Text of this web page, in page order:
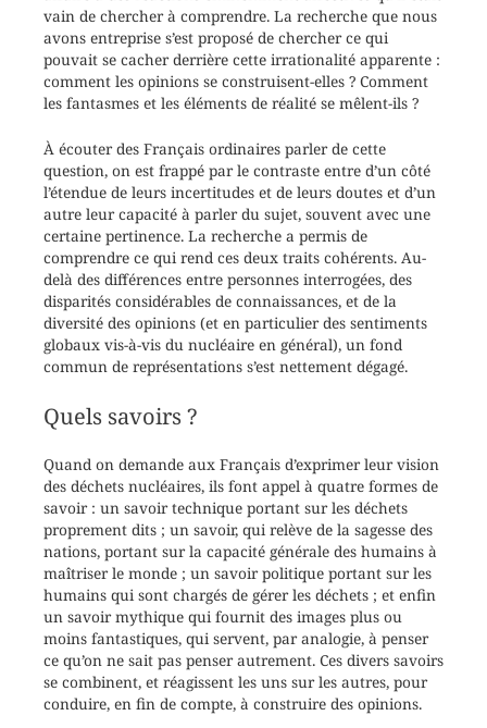
vain de chercher à comprendre. La recherche que nous
avons entreprise s’est proposé de chercher ce qui
pouvait se cacher derrière cette irrationalité apparente :
comment les opinions se construisent-elles ? Comment
les fantasmes et les éléments de réalité se mêlent-ils ?
À écouter des Français ordinaires parler de cette
question, on est frappé par le contraste entre d’un côté
l’étendue de leurs incertitudes et de leurs doutes et d’un
autre leur capacité à parler du sujet, souvent avec une
certaine pertinence. La recherche a permis de
comprendre ce qui rend ces deux traits cohérents. Au-
delà des différences entre personnes interrogées, des
disparités considérables de connaissances, et de la
diversité des opinions (et en particulier des sentiments
globaux vis-à-vis du nucléaire en général), un fond
commun de représentations s’est nettement dégagé.
Quels savoirs ?
Quand on demande aux Français d’exprimer leur vision
des déchets nucléaires, ils font appel à quatre formes de
savoir : un savoir technique portant sur les déchets
proprement dits ; un savoir, qui relève de la sagesse des
nations, portant sur la capacité générale des humains à
maîtriser le monde ; un savoir politique portant sur les
humains qui sont chargés de gérer les déchets ; et enfin
un savoir mythique qui fournit des images plus ou
moins fantastiques, qui servent, par analogie, à penser
ce qu’on ne sait pas penser autrement. Ces divers savoirs
se combinent, et réagissent les uns sur les autres, pour
conduire, en fin de compte, à construire des opinions.